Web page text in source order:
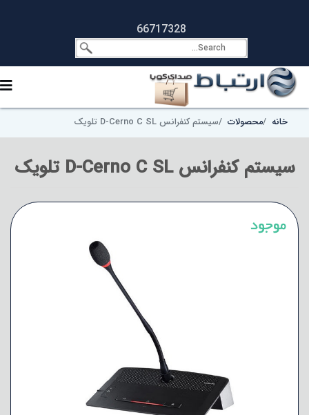
66717328
خانه محصولات سیستم کنفرانس D-Cerno C SL تلویک
سیستم کنفرانس D-Cerno C SL تلویک